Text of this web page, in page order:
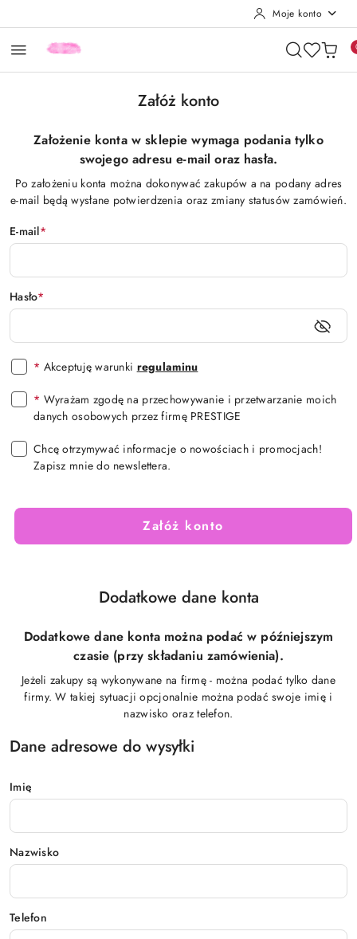
Moje konto
Załóż konto
Założenie konta w sklepie wymaga podania tylko
swojego adresu e-mail oraz hasła.
Po założeniu konta można dokonywać zakupów a na podany adres
e-mail będą wysłane potwierdzenia oraz zmiany statusów zamówień.
E-mail*
Hasło*
* Akceptuję warunki regulaminu
* Wyrażam zgodę na przechowywanie i przetwarzanie moich
danych osobowych przez firmę PRESTIGE
Chcę otrzymywać informacje o nowościach i promocjach!
Zapisz mnie do newslettera.
Załóż konto
Dodatkowe dane konta
Dodatkowe dane konta można podać w późniejszym
czasie (przy składaniu zamówienia).
Jeżeli zakupy są wykonywane na firmę - można podać tylko dane
firmy. W takiej sytuacji opcjonalnie można podać swoje imię i
nazwisko oraz telefon.
Dane adresowe do wysyłki
Imię
Nazwisko
Telefon